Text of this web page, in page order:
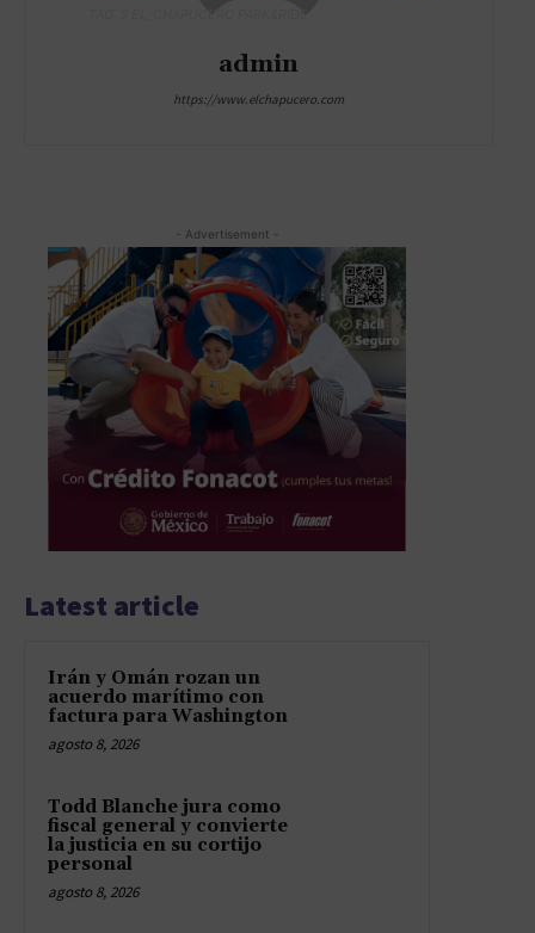
admin
https://www.elchapucero.com
- Advertisement -
Latest article
Irán y Omán rozan un
acuerdo marítimo con
factura para Washington
agosto 8, 2026
Todd Blanche jura como
fiscal general y convierte
la justicia en su cortijo
personal
agosto 8, 2026